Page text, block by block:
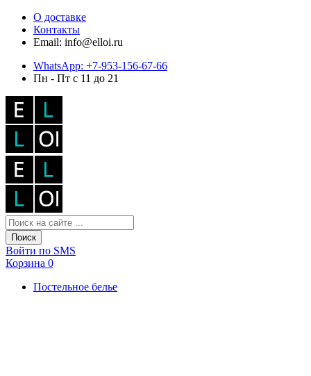
О доставке
Контакты
Email: info@elloi.ru
WhatsApp: +7-953-156-67-66
Пн - Пт с 11 до 21
Поиск
Войти по SMS
Корзина 0
Постельное белье